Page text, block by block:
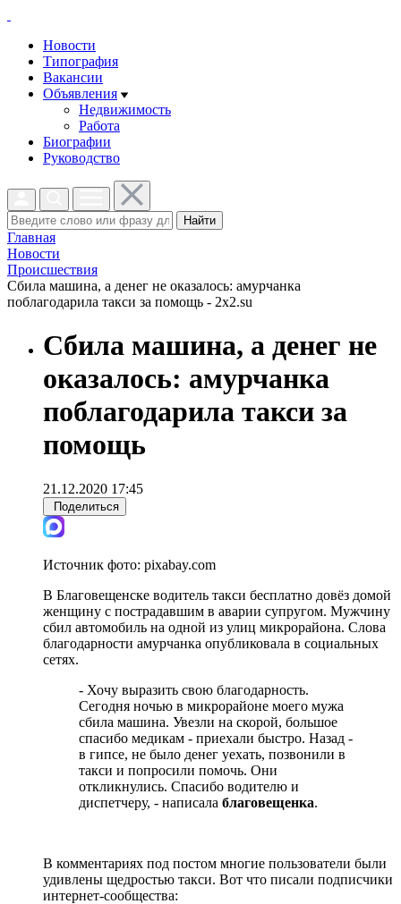
Новости
Типография
Вакансии
Объявления
Недвижимость
Работа
Биографии
Руководство
Найти
Главная
Новости
Проиcшествия
Сбила машина, а денег не оказалось: амурчанка
поблагодарила такси за помощь - 2x2.su
Сбила машина, а денег не
оказалось: амурчанка
поблагодарила такси за
помощь
21.12.2020 17:45
Поделиться
Источник фото: pixabay.com
В Благовещенске водитель такси бесплатно довёз домой
женщину с пострадавшим в аварии супругом. Мужчину
сбил автомобиль на одной из улиц микрорайона. Слова
благодарности амурчанка опубликовала в социальных
сетях.
- Хочу выразить свою благодарность.
Сегодня ночью в микрорайоне моего мужа
сбила машина. Увезли на скорой, большое
спасибо медикам - приехали быстро. Назад -
в гипсе, не было денег уехать, позвонили в
такси и попросили помочь. Они
откликнулись. Спасибо водителю и
диспетчеру, - написала благовещенка.
В комментариях под постом многие пользователи были
удивлены щедростью такси. Вот что писали подписчики
интернет-сообщества: